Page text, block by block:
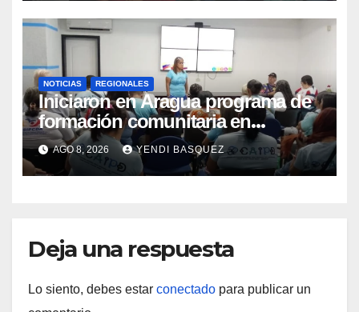
NOTICIAS REGIONALES
Iniciaron en Aragua programa de
formación comunitaria en
atención a personas con
discapacidad
AGO 8, 2026 YENDI BASQUEZ
Deja una respuesta
Lo siento, debes estar conectado para publicar un